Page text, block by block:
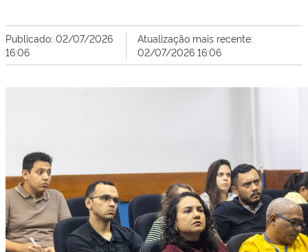
Publicado: 02/07/2026
16:06
Atualização mais recente:
02/07/2026 16:06